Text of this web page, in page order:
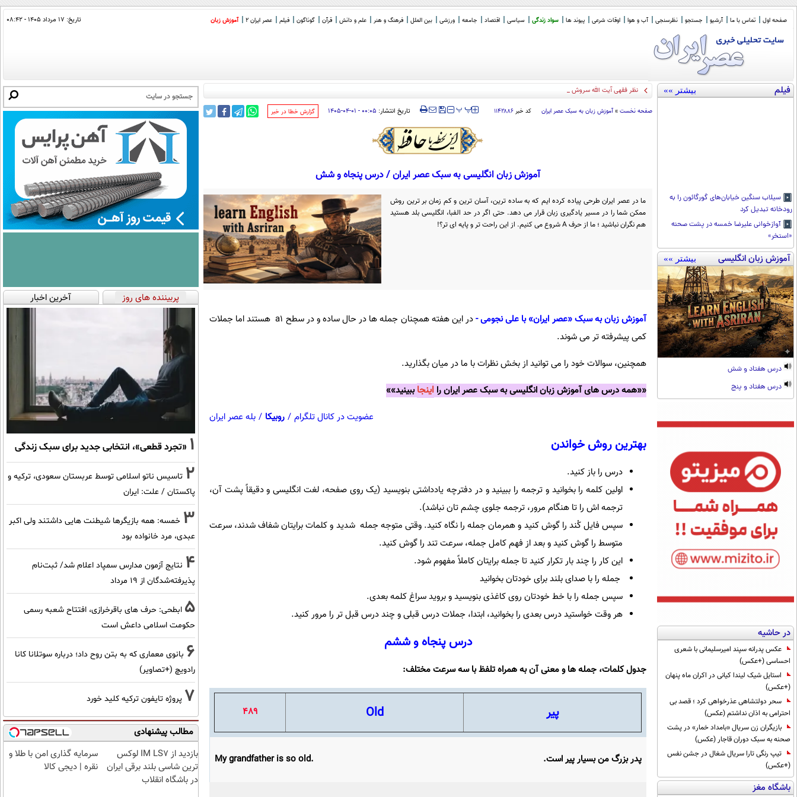
صفحه اول تماس با ما آرشیو جستجو نظرسنجی آب و هوا اوقات شرعی پیوند ها سواد زندگی سیاسی اقتصاد جامعه ورزشی بین الملل فرهنگ و هنر علم و دانش قرآن گوناگون فیلم عصر ایران 2 آموزش زبان تاریخ: ۱۷ مرداد ۱۴۰۵ - ۰۸:۴۲
فیلم بیشتر »»
سیلاب سنگین خیابان‌های گورگائون را به
رودخانه تبدیل کرد
آوازخوانی علیرضا خمسه در پشت صحنه
«استخر»
آموزش زبان انگلیسی بیشتر »»
درس هفتاد و شش
درس هفتاد و پنج
در حاشیه
عکس پدرانه سپند امیرسلیمانی با شعری
احساسی (+عکس)
استایل شیک لیندا کیانی در اکران ماه پنهان
(+عکس)
سحر دولتشاهی عذرخواهی کرد ؛ قصد بی
احترامی به اذان نداشتم (عکس)
بازیگران زن سریال «بامداد خمار» در پشت
صحنه به سبک دوران قاجار (عکس)
تیپ رنگی تارا سریال شغال در جشن نفس
(+عکس)
باشگاه مغز
نظر فقهی آیت الله سروش محلاتی در باره مجا
صفحه نخست »آموزش زبان به سبک عصر ایران کد خبر ۱۱۴۲۸۸۶ ‍‍‍ پ پ تاریخ انتشار: ۰۰:۰۵ - ۰۱-۰۴-۱۴۰۵ ‌گزارش خطا در خبر
آموزش زبان انگلیسی به سبک عصر ایران / درس پنجاه و شش
ما در عصر ایران طرحی پیاده کرده ایم که به ساده ترین، آسان ترین و کم زمان بر ترین روش
ممکن شما را در مسیر یادگیری زبان قرار می دهد. حتی اگر در حد الفبا، انگلیسی بلد هستید
هم نگران نباشید ؛ ما از حرف A شروع می کنیم. از این راحت تر و پایه ای تر؟!
آموزش زبان به سبک «عصر ایران» با علی نجومی -
در این هفته همچنان جمله ها در حال ساده و در سطح a1 هستند اما جملات
کمی پیشرفته تر می شوند.
همچنین، سوالات خود را می توانید از بخش نظرات با ما در میان بگذارید.
««همه درس های آموزش زبان انگلیسی به سبک عصر ایران را اینجا ببینید»»
عضویت در کانال تلگرام / روبیکا / بله عصر ایران
بهترین روش خواندن
درس را باز کنید.
اولین کلمه را بخوانید و ترجمه را ببینید و در دفترچه یادداشتی بنویسید (یک روی صفحه، لغت انگلیسی و دقیقاً پشت آن،
ترجمه اش را تا هنگام مرور، ترجمه جلوی چشم تان نباشد).
سپس فایل کُند را گوش کنید و همرمان جمله را نگاه کنید. وقتی متوجه جمله شدید و کلمات برایتان شفاف شدند، سرعت
متوسط را گوش کنید و بعد از فهم کامل جمله، سرعت تند را گوش کنید.
این کار را چند بار تکرار کنید تا جمله برایتان کاملاً مفهوم شود.
جمله را با صدای بلند برای خودتان بخوانید
سپس جمله را با خط خودتان روی کاغذی بنویسید و بروید سراغ کلمه بعدی.
هر وقت خواستید درس بعدی را بخوانید، ابتدا، جملات درس قبلی و چند درس قبل تر را مرور کنید.
درس پنجاه و ششم
جدول کلمات، جمله ها و معنی آن به همراه تلفظ با سه سرعت مختلف:
پیر Old
489
پدر بزرگ من بسیار پیر است. My grandfather is so old.
پربیننده های روز آخرین اخبار
1 «تجرد قطعی»، انتخابی جدید برای سبک زندگی
2 تاسیس ناتو اسلامی توسط عربستان سعودی، ترکیه و
پاکستان / علت: ایران
3 خمسه: همه بازیگرها شیطنت هایی داشتند ولی اکبر
عبدی، مرد خانواده بود
4 نتایج آزمون مدارس سمپاد اعلام شد/ ثبت‌نام
پذیرفته‌شدگان از ۱۹ مرداد
5 ابطحی: حرف های باقرخرازی، افتتاح شعبه رسمی
حکومت اسلامی داعش است
6 بانوی معماری که به بتن روح داد؛ درباره سوتلانا کانا
رادویچ (+تصاویر)
7 پروژه تایفون ترکیه کلید خورد
مطالب پیشنهادی
بازدید از IM LS7 لوکس
ترین شاسی بلند برقی ایران
در باشگاه انقلاب
سرمایه گذاری امن با طلا و
نقره | دیجی کالا